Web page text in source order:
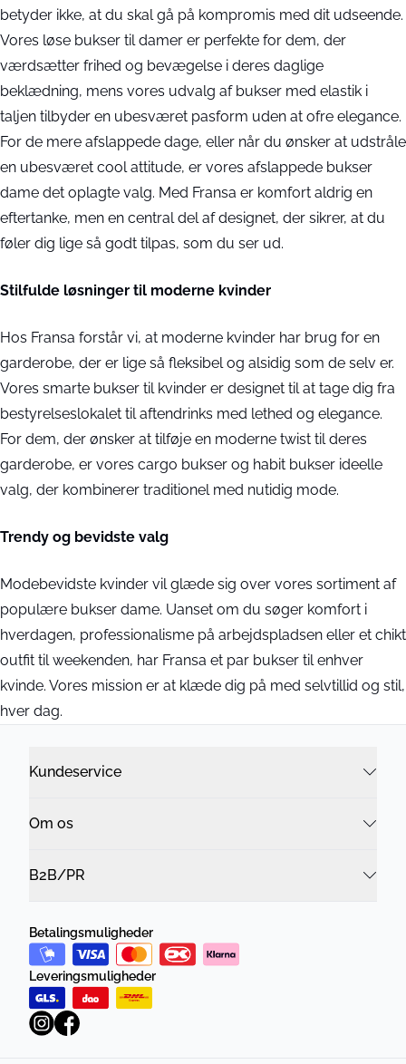
betyder ikke, at du skal gå på kompromis med dit udseende.
Vores løse bukser til damer er perfekte for dem, der
værdsætter frihed og bevægelse i deres daglige
beklædning, mens vores udvalg af bukser med elastik i
taljen tilbyder en ubesværet pasform uden at ofre elegance.
For de mere afslappede dage, eller når du ønsker at udstråle
en ubesværet cool attitude, er vores afslappede bukser
dame det oplagte valg. Med Fransa er komfort aldrig en
eftertanke, men en central del af designet, der sikrer, at du
føler dig lige så godt tilpas, som du ser ud.
Stilfulde løsninger til moderne kvinder
Hos Fransa forstår vi, at moderne kvinder har brug for en
garderobe, der er lige så fleksibel og alsidig som de selv er.
Vores smarte bukser til kvinder er designet til at tage dig fra
bestyrelseslokalet til aftendrinks med lethed og elegance.
For dem, der ønsker at tilføje en moderne twist til deres
garderobe, er vores cargo bukser og habit bukser ideelle
valg, der kombinerer traditionel med nutidig mode.
Trendy og bevidste valg
Modebevidste kvinder vil glæde sig over vores sortiment af
populære bukser dame. Uanset om du søger komfort i
hverdagen, professionalisme på arbejdspladsen eller et chikt
outfit til weekenden, har Fransa et par bukser til enhver
kvinde. Vores mission er at klæde dig på med selvtillid og stil,
hver dag.
Kundeservice
Om os
B2B/PR
Betalingsmuligheder
Leveringsmuligheder